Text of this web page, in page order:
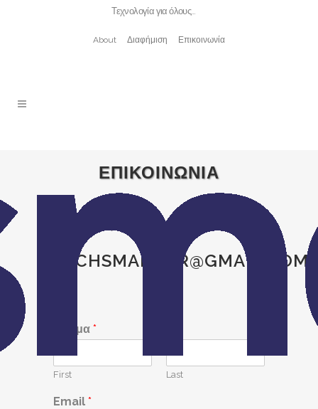
Τεχνολογία για όλους…
About Διαφήμιση Επικοινωνία
ΕΠΙΚΟΙΝΩΝΙΑ
TECHSMARTGR@GMAIL.COM
Όνομα *
First Last
Email *